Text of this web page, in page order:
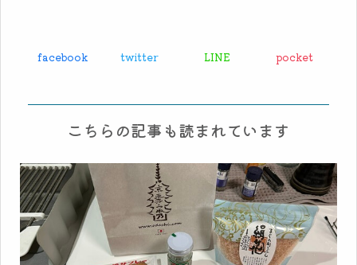
facebook twitter LINE pocket
こちらの記事も読まれています